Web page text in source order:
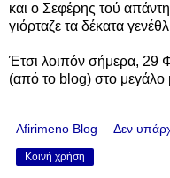
και ο Σεφέρης τού
γιόρταζε τα δέκατα
Έτσι λοιπόν σήμερα, 29
(από το blog) στο μεγάλο
Afirimeno Blog Δεν
Κοινή χρήση